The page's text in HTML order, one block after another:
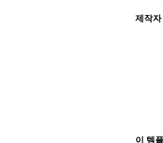
제작
이 템